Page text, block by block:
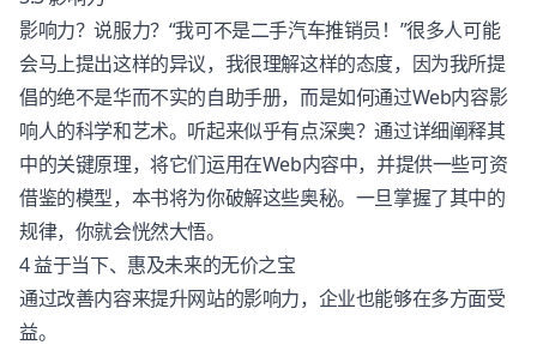
影响力？说服力？“我可不是二手汽车推销员！”很多人可能
会马上提出这样的异议，我很理解这样的态度，因为我所提
倡的绝不是华而不实的自助手册，而是如何通过Web内容影
响人的科学和艺术。听起来似乎有点深奥？通过详细阐释其
中的关键原理，将它们运用在Web内容中，并提供一些可资
借鉴的模型，本书将为你破解这些奥秘。一旦掌握了其中的
规律，你就会恍然大悟。
4 益于当下、惠及未来的无价之宝
通过改善内容来提升网站的影响力，企业也能够在多方面受
益。